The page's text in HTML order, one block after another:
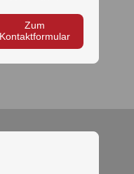
Zum
Kontaktformular